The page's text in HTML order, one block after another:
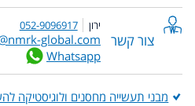
צור קשר
ירון 052-9096917
global.com
Whatsapp
מבני תעשייה מחסנים ולוגיסטיקה